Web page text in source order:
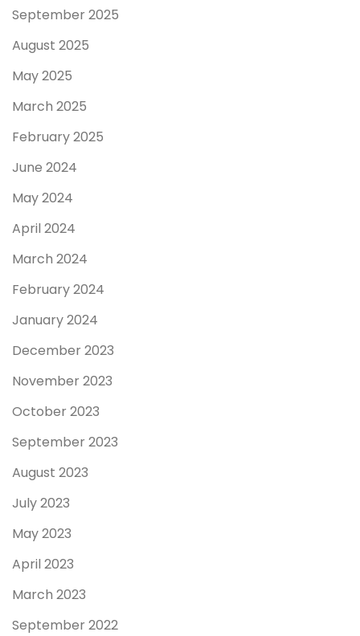
September 2025
August 2025
May 2025
March 2025
February 2025
June 2024
May 2024
April 2024
March 2024
February 2024
January 2024
December 2023
November 2023
October 2023
September 2023
August 2023
July 2023
May 2023
April 2023
March 2023
September 2022